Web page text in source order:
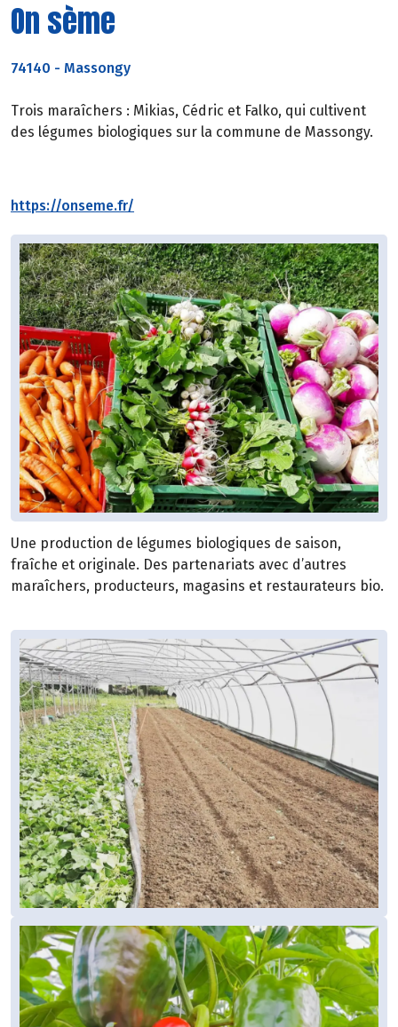
On sème
74140 - Massongy
Trois maraîchers : Mikias, Cédric et Falko, qui cultivent
des légumes biologiques sur la commune de Massongy.
https://onseme.fr/
Une production de légumes biologiques de saison,
fraîche et originale. Des partenariats avec d’autres
maraîchers, producteurs, magasins et restaurateurs bio.